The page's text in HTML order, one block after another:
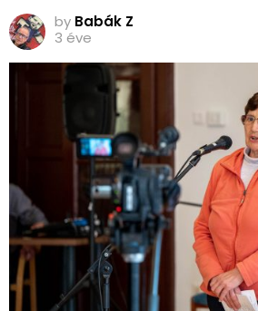
by Babák Z
3 éve